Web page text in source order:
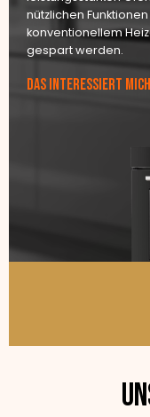
aller vier
zubereitet und Sie
Das Kochfeld kann 2
Minuten zum Kochen
DAS INTERESSIERT MICH
nützlichen
konventionellem
gespart werden.
DAS INTERESSIERT MICH